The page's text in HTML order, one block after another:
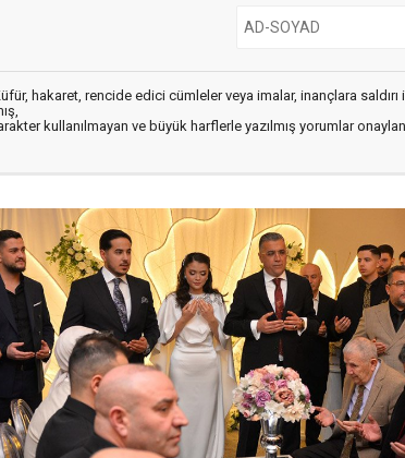
hakaret, rencide edici cümleler veya imalar, inançlara saldırı
kullanılmayan ve büyük harflerle yazılmış yorumlar